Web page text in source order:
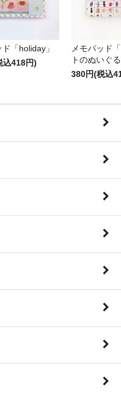
ド「holiday」
込418円)
メモパッド
トのぬいぐ
380円(税込